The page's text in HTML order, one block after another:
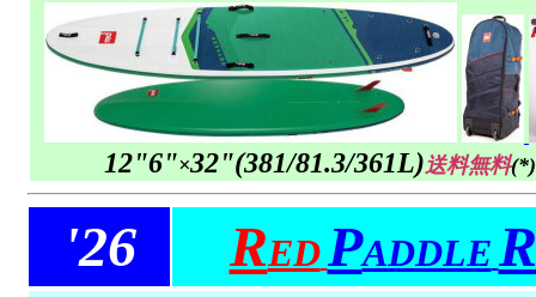
12"6"×32"(381/81.3/361L)送料無料(*)
'26 REDPADDLE